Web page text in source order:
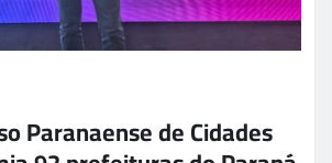
Paranaense de Cidades